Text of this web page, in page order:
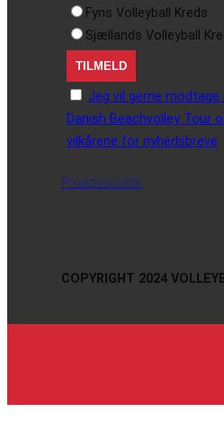
Fyns Volleyball Kreds
Sjællands Volleyball
Jeg vil gerne modtage
Danish Beachvolley Tour
vilkårene for nyhedsbreve
Privatlivspolitik
COPYRIGHT 2024